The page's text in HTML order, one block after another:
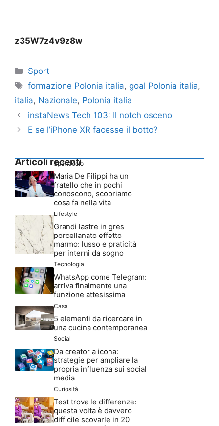
z35W7z4v9z8w
Categorie
Sport
Tag
formazione Polonia italia, goal Polonia italia,
italia, Nazionale, Polonia italia
instaNews Tech 103: Il notch osceno
E se l’iPhone XR facesse il botto?
Articoli recenti
Spettacolo
Maria De Filippi ha un
fratello che in pochi
conoscono, scopriamo
cosa fa nella vita
Lifestyle
Grandi lastre in gres
porcellanato effetto
marmo: lusso e praticità
per interni da sogno
Tecnologia
WhatsApp come Telegram:
arriva finalmente una
funzione attesissima
Casa
5 elementi da ricercare in
una cucina contemporanea
Social
Da creator a icona:
strategie per ampliare la
propria influenza sui social
media
Curiosità
Test trova le differenze:
questa volta è davvero
difficile scovarle in 20